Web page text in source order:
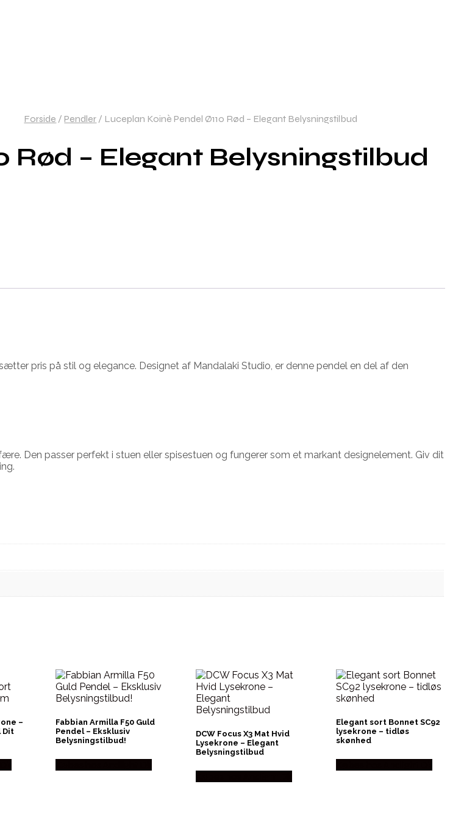
Forside / Pendler / Luceplan Koinè Pendel Ø110 Rød – Elegant Belysningstilbud
Rød – Elegant Belysningstilbud
pris på stil og elegance. Designet af Mandalaki Studio, er denne pendel en del af den
Den passer perfekt i stuen eller spisestuen og fungerer som et markant designelement. Giv dit
–
Dit
Fabbian Armilla F50 Guld
Pendel – Eksklusiv
Belysningstilbud!
DCW Focus X3 Mat Hvid
Lysekrone – Elegant
Belysningstilbud
Elegant sort Bonnet SC92
lysekrone – tidløs
skønhed